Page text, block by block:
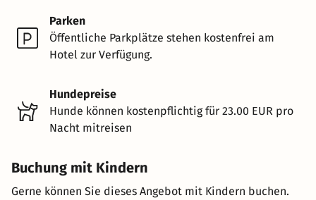
Parken
Öffentliche Parkplätze stehen kostenfrei am
Hotel zur Verfügung.
Hundepreise
Hunde können kostenpflichtig für 23.00 EUR pro
Nacht mitreisen
Buchung mit Kindern
Gerne können Sie dieses Angebot mit Kindern buchen.